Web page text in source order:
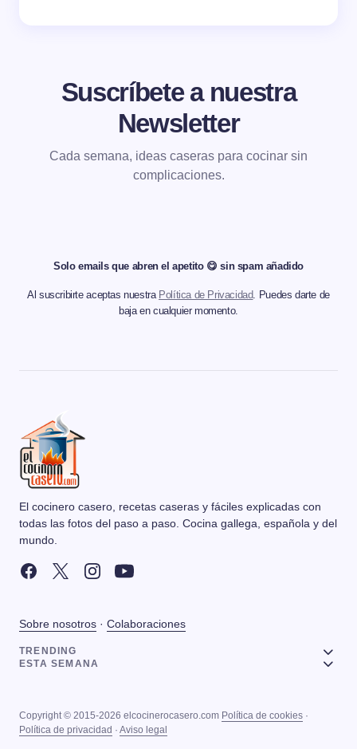
Suscríbete a nuestra
Newsletter
Cada semana, ideas caseras para cocinar sin
complicaciones.
Solo emails que abren el apetito 😋 sin spam añadido
Al suscribirte aceptas nuestra Política de Privacidad. Puedes darte de
baja en cualquier momento.
El cocinero casero, recetas caseras y fáciles explicadas con
todas las fotos del paso a paso. Cocina gallega, española y del
mundo.
Sobre nosotros · Colaboraciones
TRENDING
ESTA SEMANA
Copyright © 2015-2026 elcocinerocasero.com Política de cookies ·
Política de privacidad · Aviso legal